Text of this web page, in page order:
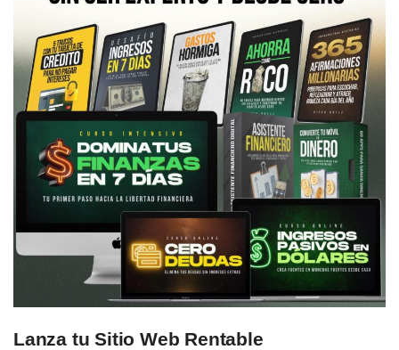
Lanza tu Sitio Web Rentable